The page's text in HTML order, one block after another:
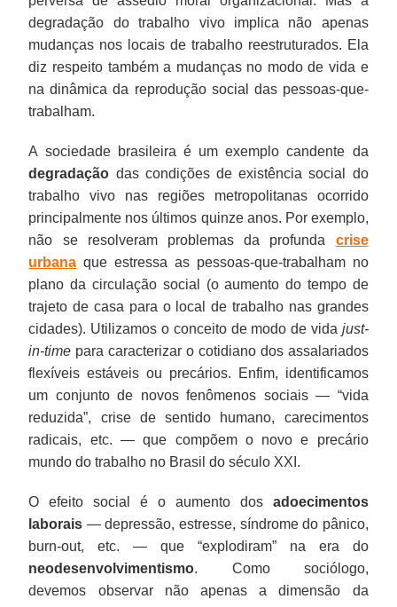
degradação do trabalho vivo implica não apenas
mudanças nos locais de trabalho reestruturados. Ela
diz respeito também a mudanças no modo de vida e
na dinâmica da reprodução social das pessoas-que-
trabalham.
A sociedade brasileira é um exemplo candente da
degradação das condições de existência social do
trabalho vivo nas regiões metropolitanas ocorrido
principalmente nos últimos quinze anos. Por exemplo,
não se resolveram problemas da profunda crise
urbana que estressa as pessoas-que-trabalham no
plano da circulação social (o aumento do tempo de
trajeto de casa para o local de trabalho nas grandes
cidades). Utilizamos o conceito de modo de vida just-
in-time para caracterizar o cotidiano dos assalariados
flexíveis estáveis ou precários. Enfim, identificamos
um conjunto de novos fenômenos sociais — “vida
reduzida”, crise de sentido humano, carecimentos
radicais, etc. — que compõem o novo e precário
mundo do trabalho no Brasil do século XXI.
O efeito social é o aumento dos adoecimentos
laborais — depressão, estresse, síndrome do pânico,
burn-out, etc. — que “explodiram” na era do
neodesenvolvimentismo. Como sociólogo,
devemos observar não apenas a dimensão da